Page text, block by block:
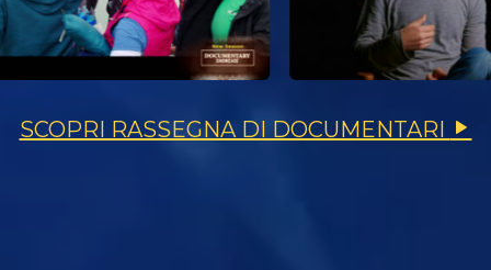
SCOPRI RASSEGNA DI DOCUMENTARI